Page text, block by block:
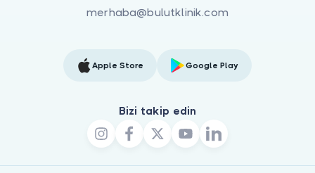
merhaba@bulutklinik.com
Apple Store Google Play
Bizi takip edin